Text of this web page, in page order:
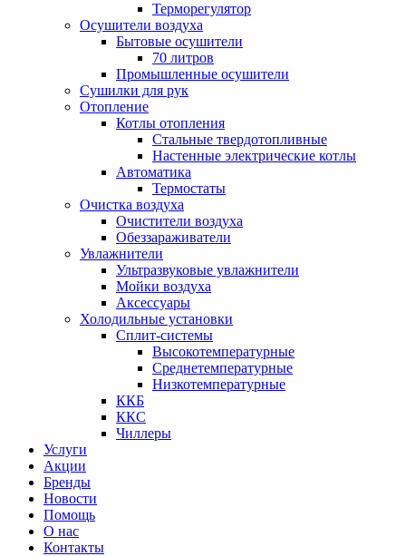
Терморегулятор
Осушители воздуха
Бытовые осушители
70 литров
Промышленные осушители
Сушилки для рук
Отопление
Котлы отопления
Стальные твердотопливные
Настенные электрические котлы
Автоматика
Термостаты
Очистка воздуха
Очистители воздуха
Обеззараживатели
Увлажнители
Ультразвуковые увлажнители
Мойки воздуха
Аксессуары
Холодильные установки
Сплит-системы
Высокотемпературные
Среднетемпературные
Низкотемпературные
ККБ
ККС
Чиллеры
Услуги
Акции
Бренды
Новости
Помощь
О нас
Контакты